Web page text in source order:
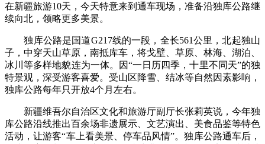
在新疆旅游10天，今天特意来到通车现场，准备沿独库公路继
续向北，领略更多美景。
独库公路是国道G217线的一段，全长561公里，北起独山
子，中穿天山草原，南抵库车，将戈壁、草原、林海、湖泊、
冰川等多样地貌连为一体。因“一日历四季，十里不同天”的独
特景观，深受游客喜爱。受山区降雪、结冰等自然因素影响，
独库公路每年只开放4个月左右。
新疆维吾尔自治区文化和旅游厅副厅长张莉英说，今年独
库公路沿线推出百余场非遗展示、文艺演出、美食品鉴等特色
活动，让游客“车上看美景、停车品风情”。独库公路通车后，